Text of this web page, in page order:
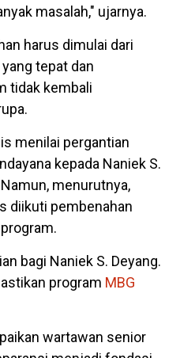
masalah," ujarnya.
harus dimulai dari
tepat dan
tidak kembali
menilai pergantian
kepada Naniek S.
menurutnya,
diikuti pembenahan
bagi Naniek S. Deyang.
program MBG
wartawan senior